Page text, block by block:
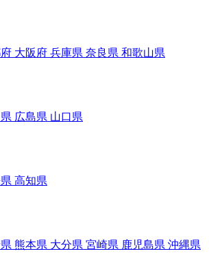
大阪府 兵庫県 奈良県 和歌山県
広島県 山口県
高知県
熊本県 大分県 宮崎県 鹿児島県 沖縄県